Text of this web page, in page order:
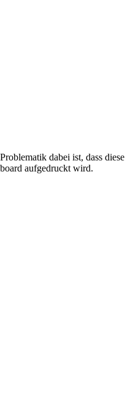
dabei ist, dass diese
aufgedruckt wird.